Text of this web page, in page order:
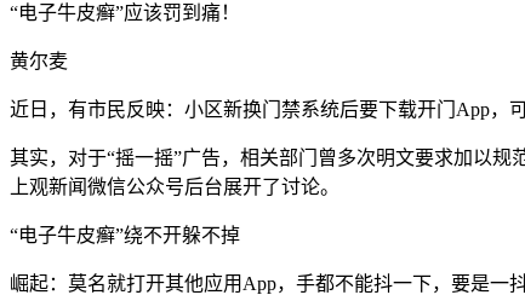
“电子牛皮癣”应该罚到痛！
黄尔麦
近日，有市民反映：小区新换门禁系统后要下载开门App，
其实，对于“摇一摇”广告，相关部门曾多次明文要求加以
上观新闻微信公众号后台展开了讨论。
“电子牛皮癣”绕不开躲不掉
崛起：莫名就打开其他应用App，手都不能抖一下，要是一